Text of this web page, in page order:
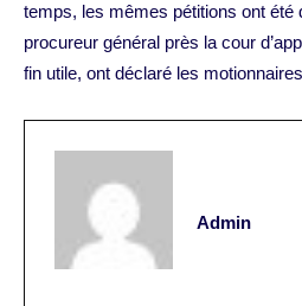
temps, les mêmes pétitions ont été
procureur général près la cour
fin utile, ont déclaré les
Admin